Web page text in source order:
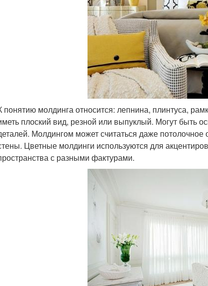
понятию молдинга относится: лепнина, плинтуса,
плоский вид, резной или выпуклый. Могут быть
Молдингом может считаться даже
Цветные молдинги используются для
с разными фактурами.